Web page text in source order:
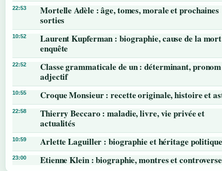
22:53
Mortelle Adèle : âge, tomes, morale et prochaines
sorties
10:52
Laurent Kupferman : biographie, cause de la
enquête
22:52
Classe grammaticale de un : déterminant,
adjectif
10:55 Croque Monsieur : recette originale, histoire et
22:58
Thierry Beccaro : maladie, livre, vie privée et
actualités
10:59 Arlette Laguiller : biographie et héritage politique
23:00 Etienne Klein : biographie, montres et